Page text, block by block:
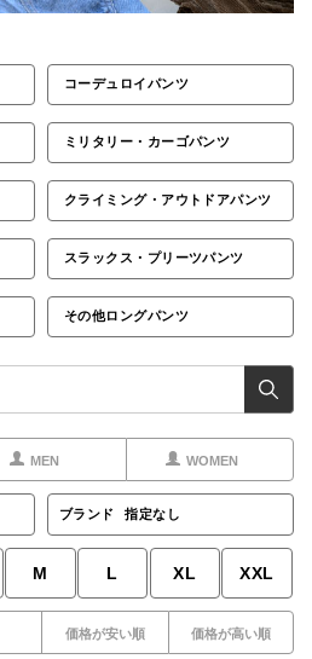
コーデュロイパンツ
ミリタリー・カーゴパンツ
クライミング・アウトドアパンツ
スラックス・プリーツパンツ
その他ロングパンツ
MEN WOMEN
ブランド 指定なし
M L XL XXL
価格が安い順 価格が高い順